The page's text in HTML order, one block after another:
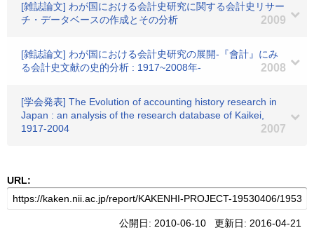
[雑誌論文] わが国における会計史研究に関する会計史リサー
チ・データベースの作成とその分析
2009
[雑誌論文] わが国における会計史研究の展開-『會計』にみ
る会計史文献の史的分析 : 1917~2008年-
2008
[学会発表] The Evolution of accounting history research in
Japan : an analysis of the research database of Kaikei,
1917-2004
2007
URL:
公開日: 2010-06-10 更新日: 2016-04-21